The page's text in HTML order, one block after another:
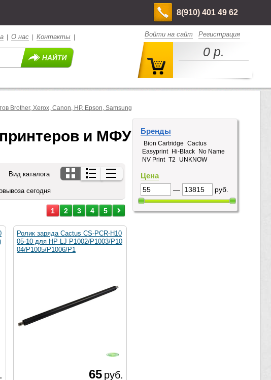
8(910) 401 49 62
О нас Контакты Войти на сайт Регистрация
0 р.
Brother, Xerox, Canon, HP, Epson, Samsung
и МФУ
сегодня
каталога
1 2 3 4 5
Ролик заряда Cactus CS-PCR-H10
05-10 для HP LJ P1002/P1003/P10
04/P1005/P1006/P1
65 руб.
Бренды
Bion Cartridge Cactus
Easyprint
Hi-Black
No Name
NV Print T2 UNKNOW
Цена
— руб.